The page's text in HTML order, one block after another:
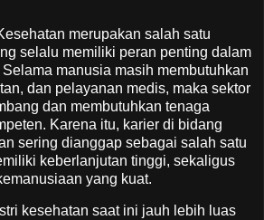
merupakan salah satu
selalu memiliki peran penting dalam
manusia masih membutuhkan
dan pelayanan medis, maka sektor
dan membutuhkan tenaga
Karena itu, karier di bidang
sering dianggap sebagai salah satu
keberlanjutan tinggi, sekaligus
yang kuat.
kesehatan saat ini jauh lebih luas